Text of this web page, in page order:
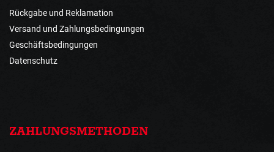
Rückgabe und Reklamation
Versand und Zahlungsbedingungen
Geschäftsbedingungen
Datenschutz
ZAHLUNGSMETHODEN